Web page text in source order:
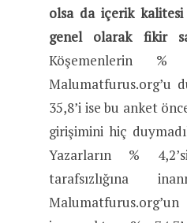
olsa da içerik kalitesi
genel olarak fikir
Köşemenlerin
Malumatfurus.org’u
35,8’i ise bu anket
girişimini hiç
Yazarların %
tarafsızlığına